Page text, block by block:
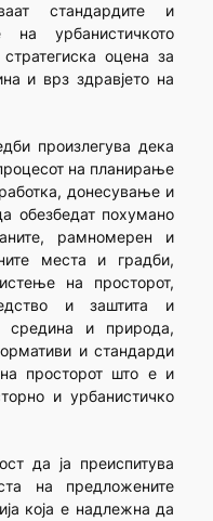
стандардите и
на урбанистичкото
оцена за
и врз здравјето на
произлегува дека
на планирање
донесување и
обезбедат похумано
рамномерен и
места и градби,
на просторот,
и заштита и
средина и природа,
и стандарди
просторот што е и
и урбанистичко
да ја преиспитува
на предложените
која е надлежна да